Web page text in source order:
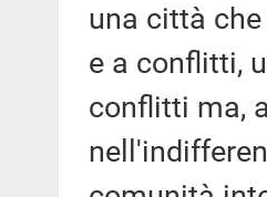
una città
e a conflitti,
conflitti ma,